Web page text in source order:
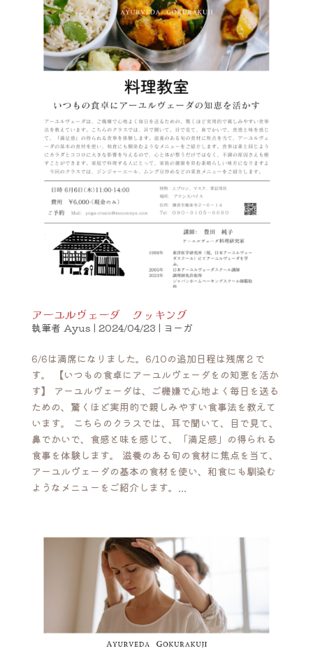
アーユルヴェーダ クッキング
執筆者 Ayus | 2024/04/23 | ヨーガ
6/6は満席になりました。6/10の追加日程は残席２で
す。 【いつもの食卓にアーユルヴェーダをの知恵を活か
す】 アーユルヴェーダは、ご機嫌で心地よく毎日を送る
ための、驚くほど実用的で親しみやすい食事法を教えて
います。 こちらのクラスでは、耳で聞いて、目で見て、
鼻でかいで、食感と味を感じて、「満足感」の得られる
食事を体験します。 滋養のある旬の食材に焦点を当て、
アーユルヴェーダの基本の食材を使い、和食にも馴染む
ようなメニューをご紹介します。...